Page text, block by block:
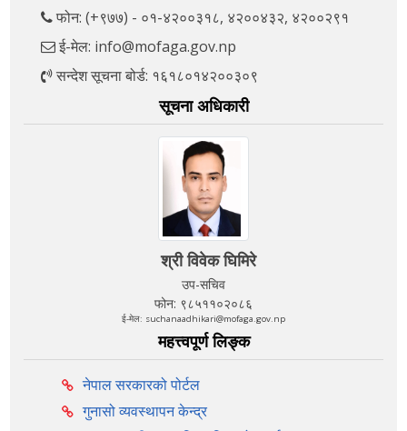
फोन: (+९७७) - ०१-४२००३१८, ४२००४३२, ४२००२९१
ई-मेल: info@mofaga.gov.np
सन्देश सूचना बोर्ड: १६१८०१४२००३०९
सूचना अधिकारी
श्री विवेक घिमिरे
उप-सचिव
फोन: ९८५११०२०८६
ई-मेल: suchanaadhikari@mofaga.gov.np
महत्त्वपूर्ण लिङ्क
नेपाल सरकारको पोर्टल
गुनासो व्यवस्थापन केन्द्र